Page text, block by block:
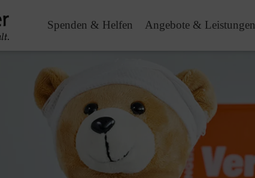
Spenden & Helfen Angebote & Leistungen